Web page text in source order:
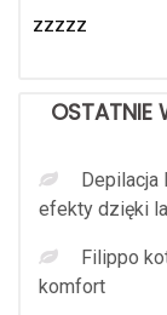
zzzzz
OSTATNIE
Depilacja
efekty dzięki
Filippo
komfort